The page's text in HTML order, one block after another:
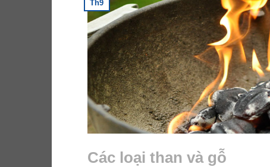
Th9
Các loại than và gỗ